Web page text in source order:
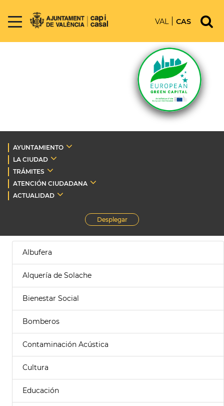
VAL CAS
AYUNTAMIENTO
LA CIUDAD
TRÁMITES
ATENCIÓN CIUDADANA
ACTUALIDAD
Desplegar
Albufera
Alquería de Solache
Bienestar Social
Bomberos
Contaminación Acústica
Cultura
Educación